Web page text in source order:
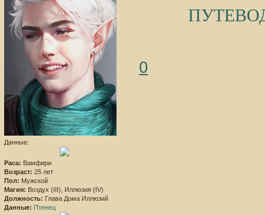
Данные:
Раса: Вамфири
Возраст: 25 лет
Пол: Мужской
Магия: Воздух (III), Иллюзия (IV)
Должность: Глава Дома Иллюзий
Данные: Птенец
0